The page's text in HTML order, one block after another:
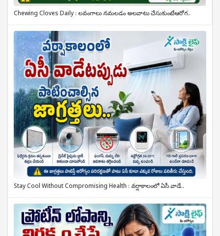
Chewing Cloves Daily : లవంగాలు నమలడం అలవాటు చేసుకుంటే.. ఆరోగ..
Stay Cool Without Compromising Health : వర్షాకాలంలో ఏసీ వాడే..